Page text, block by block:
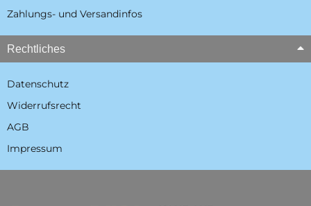
Zahlungs- und Versandinfos
Rechtliches
Datenschutz
Widerrufsrecht
AGB
Impressum